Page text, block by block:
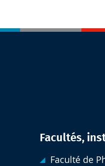
Facultés,
Faculté de